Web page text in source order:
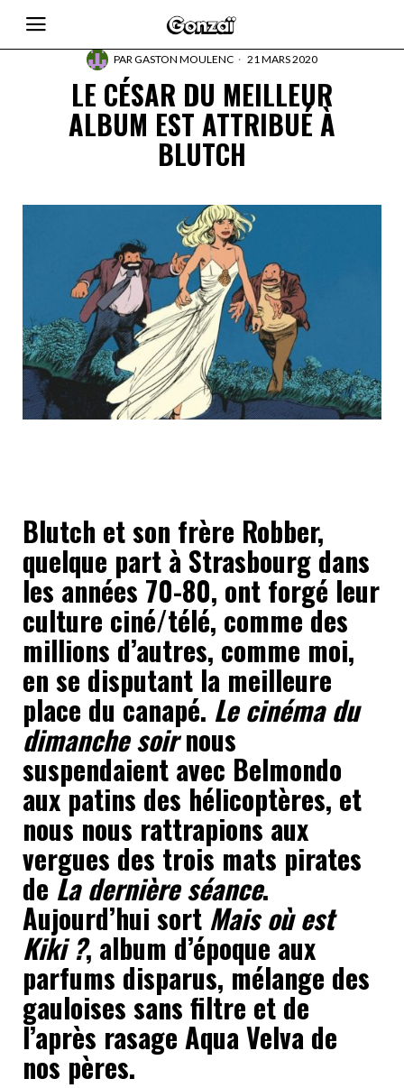
PARGASTON MOULENC 21 MARS 2020
LE CÉSAR DU MEILLEUR
ALBUM EST ATTRIBUÉ À
BLUTCH
Blutch et son frère Robber,
quelque part à Strasbourg dans
les années 70-80, ont forgé leur
culture ciné/télé, comme des
millions d’autres, comme moi,
en se disputant la meilleure
place du canapé. Le cinéma du
dimanche soirnous
suspendaient avec Belmondo
aux patins des hélicoptères, et
nous nous rattrapions aux
vergues des trois mats pirates
de La dernière séance.
Aujourd’hui sort Mais où est
Kiki ?, album d’époque aux
parfums disparus, mélange des
gauloises sans filtre et de
l’après rasage Aqua Velva de
nos pères.